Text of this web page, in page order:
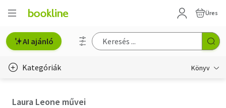
Üres
AI ajánló
Kategóriák Könyv
Laura Leone művei